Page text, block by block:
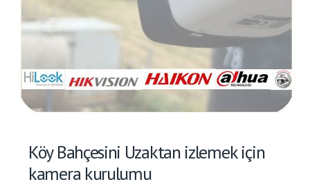
Köy Bahçesini Uzaktan izlemek için
kamera kurulumu